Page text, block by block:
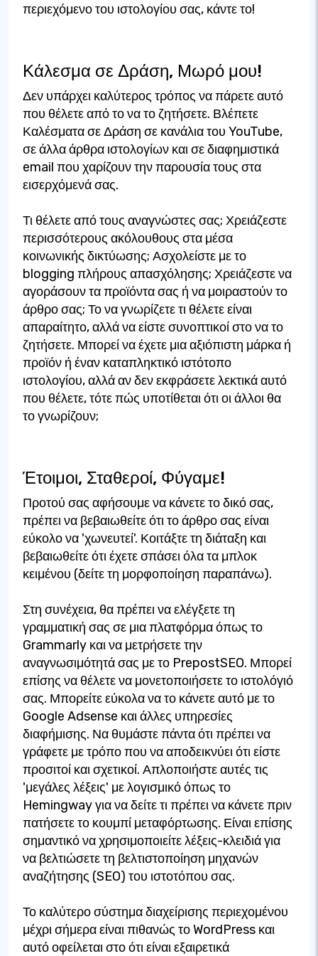
περιεχόμενο του ιστολογίου σας, κάντε το!
Κάλεσμα σε Δράση, Μωρό μου!
Δεν υπάρχει καλύτερος τρόπος να πάρετε αυτό
που θέλετε από το να το ζητήσετε. Βλέπετε
Καλέσματα σε Δράση σε κανάλια του YouTube,
σε άλλα άρθρα ιστολογίων και σε διαφημιστικά
email που χαρίζουν την παρουσία τους στα
εισερχόμενά σας.
Τι θέλετε από τους αναγνώστες σας; Χρειάζεστε
περισσότερους ακόλουθους στα μέσα
κοινωνικής δικτύωσης; Ασχολείστε με το
blogging πλήρους απασχόλησης; Χρειάζεστε να
αγοράσουν τα προϊόντα σας ή να μοιραστούν το
άρθρο σας; Το να γνωρίζετε τι θέλετε είναι
απαραίτητο, αλλά να είστε συνοπτικοί στο να το
ζητήσετε. Μπορεί να έχετε μια αξιόπιστη μάρκα ή
προϊόν ή έναν καταπληκτικό ιστότοπο
ιστολογίου, αλλά αν δεν εκφράσετε λεκτικά αυτό
που θέλετε, τότε πώς υποτίθεται ότι οι άλλοι θα
το γνωρίζουν;
Έτοιμοι, Σταθεροί, Φύγαμε!
Προτού σας αφήσουμε να κάνετε το δικό σας,
πρέπει να βεβαιωθείτε ότι το άρθρο σας είναι
εύκολο να 'χωνευτεί'. Κοιτάξτε τη διάταξη και
βεβαιωθείτε ότι έχετε σπάσει όλα τα μπλοκ
κειμένου (δείτε τη μορφοποίηση παραπάνω).
Στη συνέχεια, θα πρέπει να ελέγξετε τη
γραμματική σας σε μια πλατφόρμα όπως το
Grammarly και να μετρήσετε την
αναγνωσιμότητά σας με το PrepostSEO. Μπορεί
επίσης να θέλετε να μονετοποιήσετε το ιστολόγιό
σας. Μπορείτε εύκολα να το κάνετε αυτό με το
Google Adsense και άλλες υπηρεσίες
διαφήμισης. Να θυμάστε πάντα ότι πρέπει να
γράφετε με τρόπο που να αποδεικνύει ότι είστε
προσιτοί και σχετικοί. Απλοποιήστε αυτές τις
'μεγάλες λέξεις' με λογισμικό όπως το
Hemingway για να δείτε τι πρέπει να κάνετε πριν
πατήσετε το κουμπί μεταφόρτωσης. Είναι επίσης
σημαντικό να χρησιμοποιείτε λέξεις-κλειδιά για
να βελτιώσετε τη βελτιστοποίηση μηχανών
αναζήτησης (SEO) του ιστοτόπου σας.
Το καλύτερο σύστημα διαχείρισης περιεχομένου
μέχρι σήμερα είναι πιθανώς το WordPress και
αυτό οφείλεται στο ότι είναι εξαιρετικά